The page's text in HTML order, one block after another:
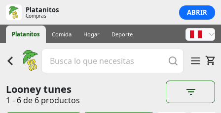
Platanitos
Compras ABRIR
Platanitos Comida Hogar Deporte
Looney tunes
1 - 6 de 6 productos